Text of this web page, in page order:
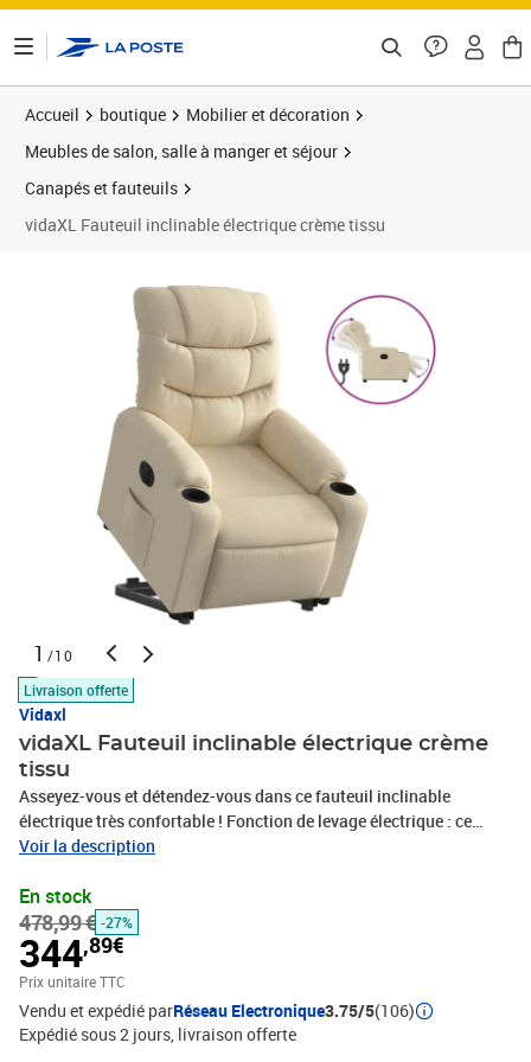
Accueil boutique
Mobilier et décoration
Meubles de salon, salle à manger et séjour
Canapés et fauteuils
vidaXL Fauteuil inclinable électrique crème tissu
1 /10
Livraison offerte
Vidaxl
vidaXL Fauteuil inclinable électrique crème
tissu
Asseyez-vous et détendez-vous dans ce fauteuil inclinable
électrique très confortable ! Fonction de levage électrique : ce
fauteuil inclinable pour personnes âgées est équipé d'un moteur
pousse toute la chaise vers le haut, vous pouvez facilement vous
tenir debout sans stresser votre dos et vos genoux en appuyant
simplement sur le bouton.Fonction d'inclinaison électrique : ce
fauteuil inclinable est également équipé d'un moteur électrique qui
permet de régler automatiquement le repose-pied et le dossier
dans n'importe quelle position, selon votre confort, en appuyant
simplement sur le bouton situé sur le côté du fauteuil. Cette
Voir la description
En stock
478,99 € -27%
344,89€
Prix unitaire TTC
Vendu et expédié parRéseau Electronique3.75/5(106)
Expédié sous 2 jours livraison offerte